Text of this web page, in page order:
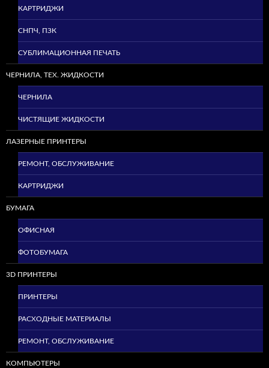
КАРТРИДЖИ
СНПЧ, ПЗК
СУБЛИМАЦИОННАЯ ПЕЧАТЬ
ЧЕРНИЛА, ТЕХ. ЖИДКОСТИ
ЧЕРНИЛА
ЧИСТЯЩИЕ ЖИДКОСТИ
ЛАЗЕРНЫЕ ПРИНТЕРЫ
РЕМОНТ, ОБСЛУЖИВАНИЕ
КАРТРИДЖИ
БУМАГА
ОФИСНАЯ
ФОТОБУМАГА
3D ПРИНТЕРЫ
ПРИНТЕРЫ
РАСХОДНЫЕ МАТЕРИАЛЫ
РЕМОНТ, ОБСЛУЖИВАНИЕ
КОМПЬЮТЕРЫ